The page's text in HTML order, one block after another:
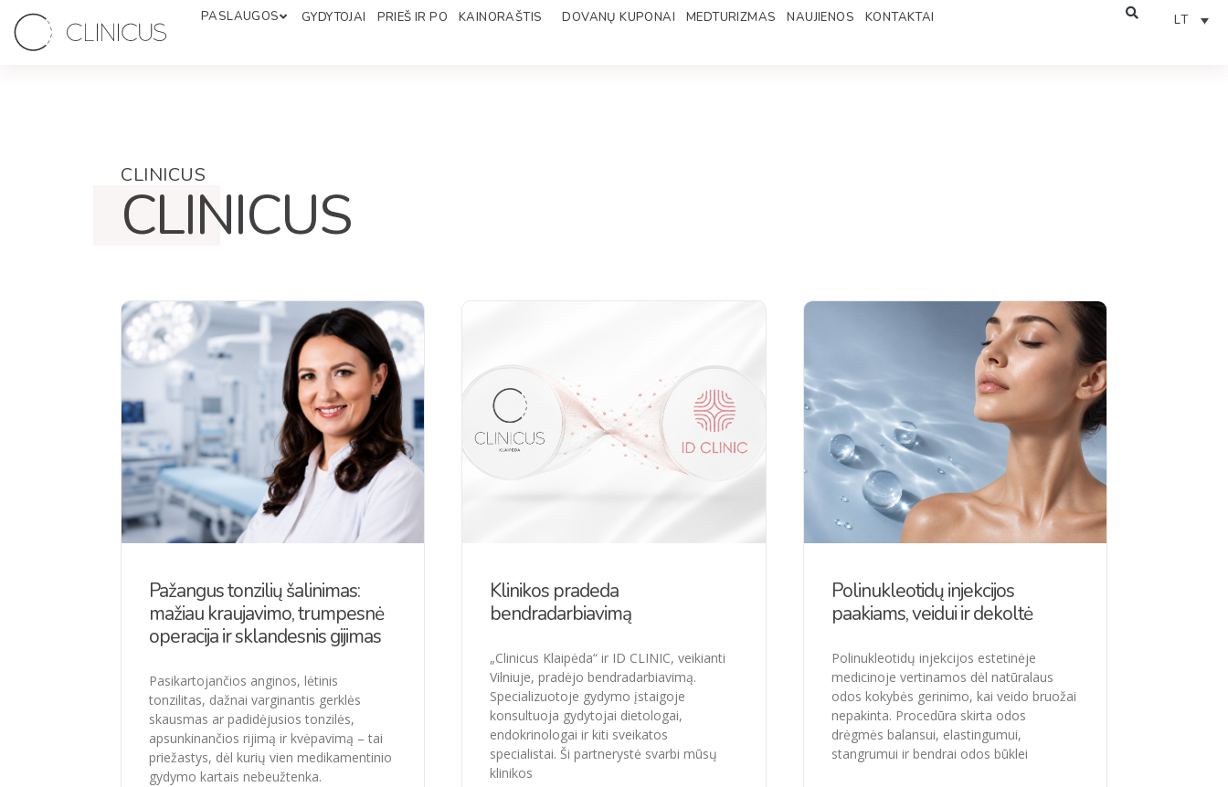
PASLAUGOS GYDYTOJAI PRIEŠ IR PO KAINORAŠTIS DOVANŲ KUPONAI MEDTURIZMAS NAUJIENOS KONTAKTAI LT
CLINICUS
CLINICUS
Pažangus tonzilių šalinimas:
mažiau kraujavimo, trumpesnė
operacija ir sklandesnis gijimas
Pasikartojančios anginos, lėtinis
tonzilitas, dažnai varginantis gerklės
skausmas ar padidėjusios tonzilės,
apsunkinančios rijimą ir kvėpavimą – tai
priežastys, dėl kurių vien medikamentinio
gydymo kartais nebeužtenka.
Klinikos pradeda
bendradarbiavimą
„Clinicus Klaipėda“ ir ID CLINIC, veikianti
Vilniuje, pradėjo bendradarbiavimą.
Specializuotoje gydymo įstaigoje
konsultuoja gydytojai dietologai,
endokrinologai ir kiti sveikatos
specialistai. Ši partnerystė svarbi mūsų
klinikos
Polinukleotidų injekcijos
paakiams, veidui ir dekoltė
Polinukleotidų injekcijos estetinėje
medicinoje vertinamos dėl natūralaus
odos kokybės gerinimo, kai veido bruožai
nepakinta. Procedūra skirta odos
drėgmės balansui, elastingumui,
stangrumui ir bendrai odos būklei